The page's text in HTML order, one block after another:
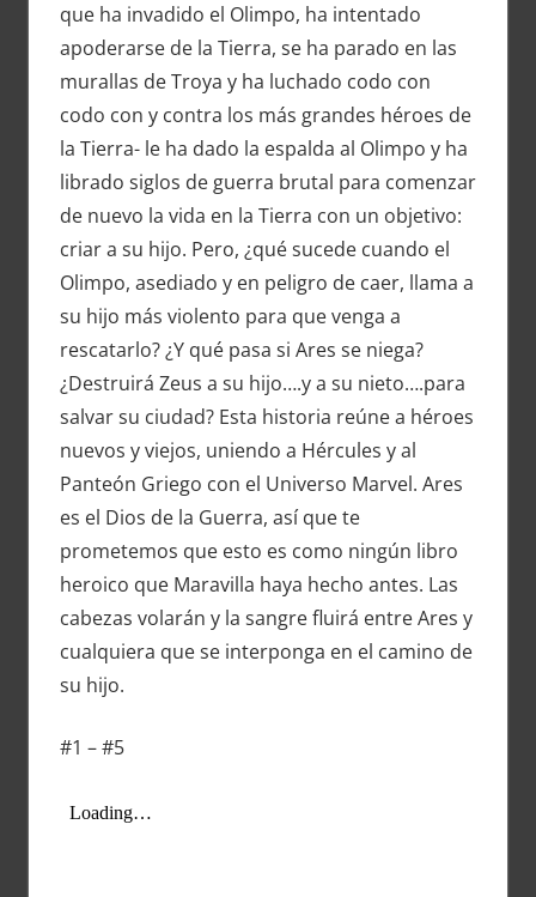
que ha invadido el Olimpo, ha intentado
apoderarse de la Tierra, se ha parado en las
murallas de Troya y ha luchado codo con
codo con y contra los más grandes héroes de
la Tierra- le ha dado la espalda al Olimpo y ha
librado siglos de guerra brutal para comenzar
de nuevo la vida en la Tierra con un objetivo:
criar a su hijo. Pero, ¿qué sucede cuando el
Olimpo, asediado y en peligro de caer, llama a
su hijo más violento para que venga a
rescatarlo? ¿Y qué pasa si Ares se niega?
¿Destruirá Zeus a su hijo….y a su nieto….para
salvar su ciudad? Esta historia reúne a héroes
nuevos y viejos, uniendo a Hércules y al
Panteón Griego con el Universo Marvel. Ares
es el Dios de la Guerra, así que te
prometemos que esto es como ningún libro
heroico que Maravilla haya hecho antes. Las
cabezas volarán y la sangre fluirá entre Ares y
cualquiera que se interponga en el camino de
su hijo.
#1 – #5